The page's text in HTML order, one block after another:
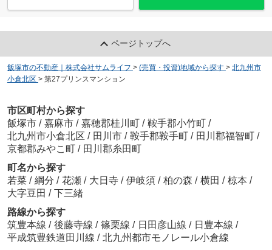
ページトップへ
飯塚市の不動産｜株式会社サムライフ > (売買・投資)地域から探す > 北九州市
小倉北区 > 第27プリンスマンション
市区町村から探す
飯塚市 / 嘉麻市 / 嘉穂郡桂川町 / 鞍手郡小竹町 /
北九州市小倉北区 / 田川市 / 鞍手郡鞍手町 / 田川郡福智町 /
京都郡みやこ町 / 田川郡糸田町
町名から探す
若菜 / 綱分 / 花瀬 / 大日寺 / 伊岐須 / 柏の森 / 横田 / 椋本 /
大字豆田 / 下三緒
路線から探す
筑豊本線 / 後藤寺線 / 篠栗線 / 日田彦山線 / 日豊本線 /
平成筑豊鉄道田川線 / 北九州都市モノレール小倉線